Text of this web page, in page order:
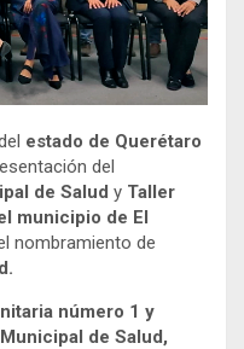
estado de Querétaro
del
de Salud y Taller
municipio de El
nombramiento de
número 1 y
de Salud,